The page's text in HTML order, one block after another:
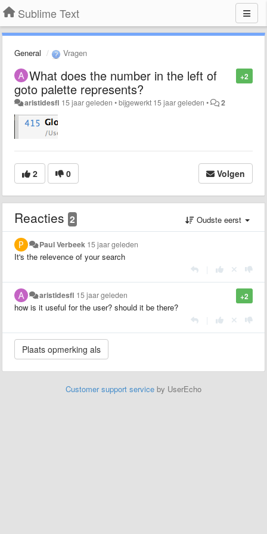
Sublime Text
General Vragen
+2
What does the number in the left of
goto palette represents?
aristidesfl 15 jaar geleden •bijgewerkt 15 jaar geleden • 2
2 0 Volgen
Reacties 2 Oudste eerst
Paul Verbeek 15 jaar geleden
It's the relevence of your search
+2
aristidesfl 15 jaar geleden
how is it useful for the user? should it be there?
Customer support service by UserEcho